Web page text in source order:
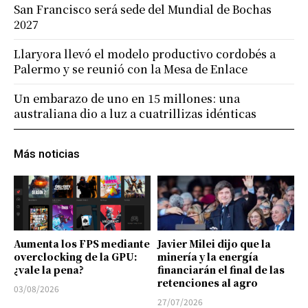
Más noticias
Aumenta los FPS mediante
overclocking de la GPU:
¿vale la pena?
03/08/2026
Javier Milei dijo que la
minería y la energía
financiarán el final de las
retenciones al agro
27/07/2026
San Francisco será sede del Mundial de Bochas
2027
Llaryora llevó el modelo productivo cordobés a
Palermo y se reunió con la Mesa de Enlace
Un embarazo de uno en 15 millones: una
australiana dio a luz a cuatrillizas idénticas